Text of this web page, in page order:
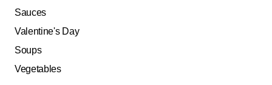
Sauces
Valentine's Day
Soups
Vegetables